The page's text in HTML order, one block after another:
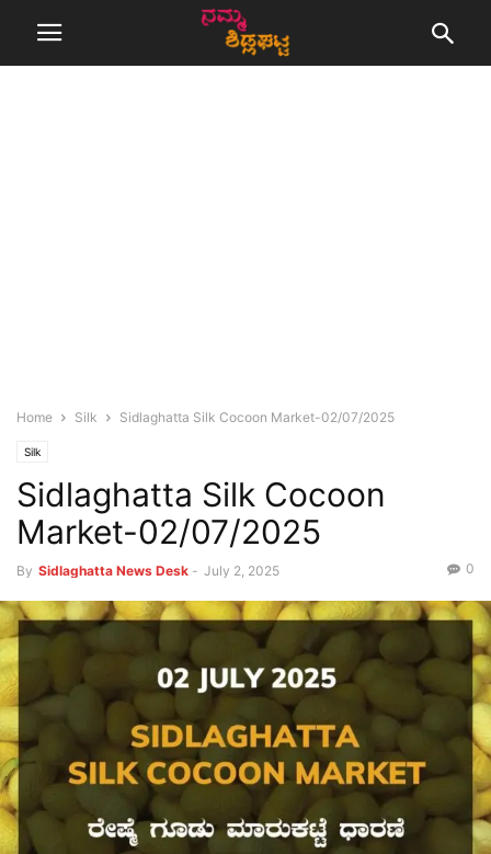
Home Silk Sidlaghatta Silk Cocoon Market-02/07/2025
Silk
Sidlaghatta Silk Cocoon
Market-02/07/2025
By Sidlaghatta News Desk - July 2, 2025 0